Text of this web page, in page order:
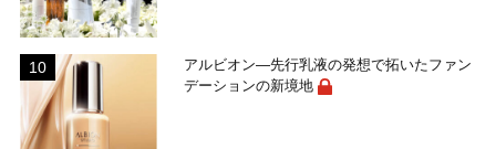
アルビオン―先行乳液の発想で拓いたファン
デーションの新境地